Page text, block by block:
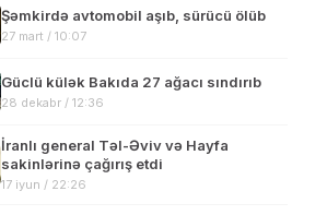
Şəmkirdə avtomobil aşıb, sürücü ölüb
27 mart / 10:07
Güclü külək Bakıda 27 ağacı sındırıb
28 dekabr / 12:36
İranlı general Təl-Əviv və Hayfa
sakinlərinə çağırış etdi
17 iyun / 22:26